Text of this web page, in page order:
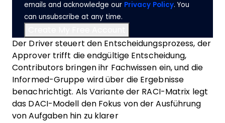
emails and acknowledge our Privacy Policy. You
can unsubscribe at any time.
Der Driver steuert den Entscheidungsprozess, der
Approver trifft die endgültige Entscheidung,
Contributors bringen ihr Fachwissen ein, und die
Informed-Gruppe wird über die Ergebnisse
benachrichtigt. Als Variante der RACI-Matrix legt
das DACI-Modell den Fokus von der Ausführung
von Aufgaben hin zu klarer